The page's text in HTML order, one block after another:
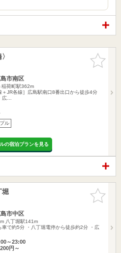
お気に入
りに追加
市南区
稲荷町駅362m
＋JR各線］広島駅南口8番出口から徒歩4分
広…
ル
の宿泊プランを見る
お気に入
りに追加
堀
市中区
八丁堀駅141m
車で約5分 ・八丁堀電停から徒歩約2分 ・広
～23:00
円～